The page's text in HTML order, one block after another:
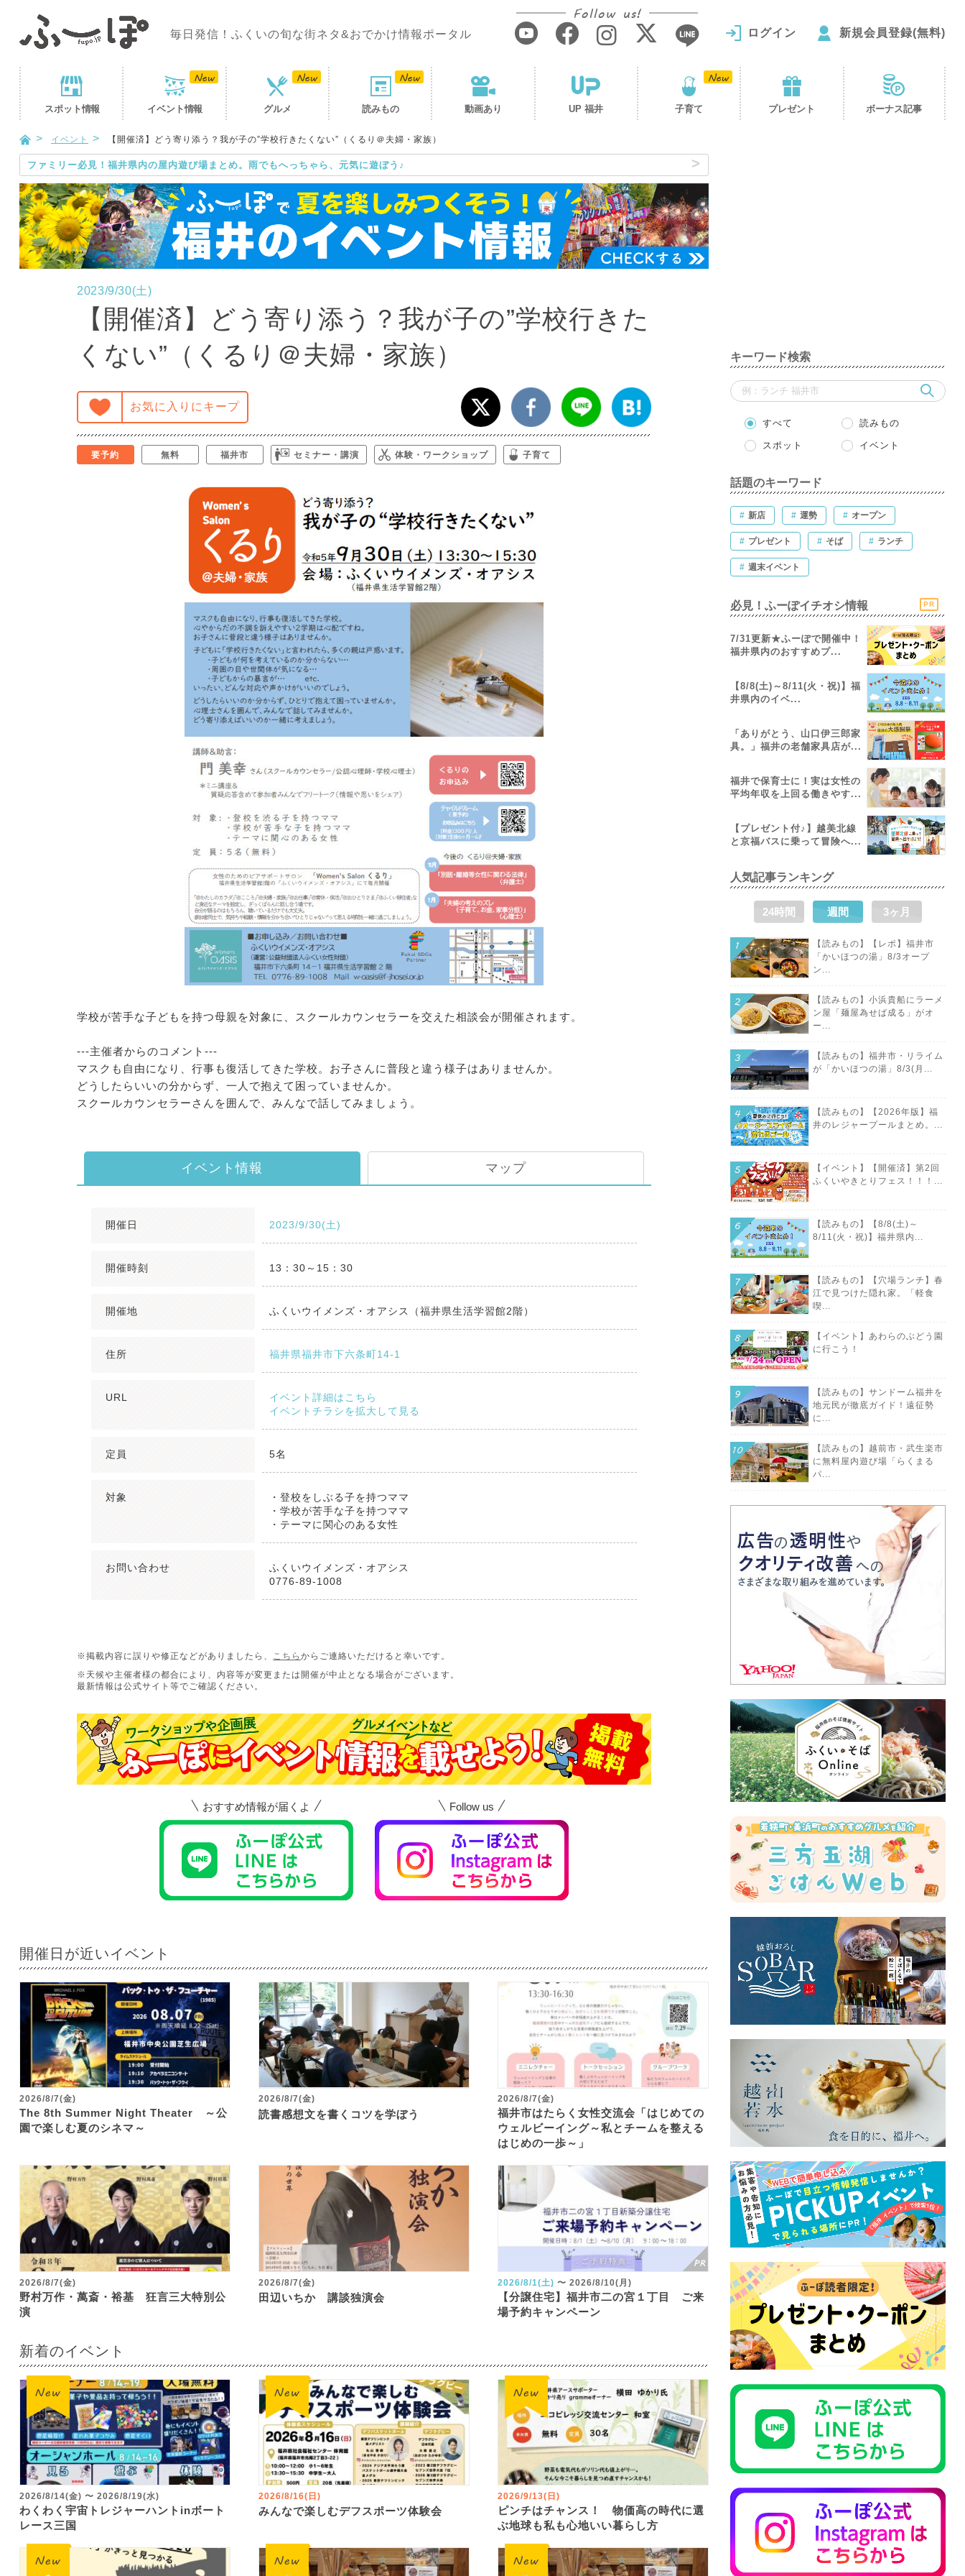
毎日発信！ふくいの旬な街ネタ&おでかけ情報ポータル
Follow us!
ログイン 新規会員登録(無料)
スポット情報 イベント情報 グルメ 読みもの 動画あり UP 福井 子育て プレゼント ボーナス記事
イベント 【開催済】どう寄り添う？我が子の”学校行きたくない”（くるり＠夫婦・家族）
ファミリー必見！福井県内の屋内遊び場まとめ。雨でもへっちゃら、元気に遊ぼう♪
2023/9/30(土)
【開催済】どう寄り添う？我が子の”学校行きた
くない”（くるり＠夫婦・家族）
お気に入りにキープ
要予約 無料 福井市 セミナー・講演 体験・ワークショップ 子育て
学校が苦手な子どもを持つ母親を対象に、スクールカウンセラーを交えた相談会が開催されます。
---主催者からのコメント---
マスクも自由になり、行事も復活してきた学校。お子さんに普段と違う様子はありませんか。
どうしたらいいの分からず、一人で抱えて困っていませんか。
スクールカウンセラーさんを囲んで、みんなで話してみましょう。
イベント情報 マップ
開催日 2023/9/30(土)
開催時刻 13：30～15：30
開催地 ふくいウイメンズ・オアシス（福井県生活学習館2階）
住所 福井県福井市下六条町14-1
URL
イベント詳細はこちら
イベントチラシを拡大して見る
定員 5名
対象
・登校をしぶる子を持つママ
・学校が苦手な子を持つママ
・テーマに関心のある女性
お問い合わせ
ふくいウイメンズ・オアシス
0776-89-1008
※掲載内容に誤りや修正などがありましたら、 こちら からご連絡いただけると幸いです。
※天候や主催者様の都合により、内容等が変更または開催が中止となる場合がございます。
最新情報は公式サイト等でご確認ください。
おすすめ情報が届くよ Follow us
開催日が近いイベント
2026/8/7(金)
The 8th Summer Night Theater ～公
園で楽しむ夏のシネマ～
2026/8/7(金)
読書感想文を書くコツを学ぼう
2026/8/7(金)
福井市はたらく女性交流会「はじめての
ウェルビーイング～私とチームを整える
はじめの一歩～」
2026/8/7(金)
野村万作・萬斎・裕基 狂言三大特別公
演
2026/8/7(金)
田辺いちか 講談独演会
2026/8/1(土) 〜 2026/8/10(月)
【分譲住宅】福井市二の宮１丁目 ご来
場予約キャンペーン
新着のイベント
2026/8/14(金) 〜 2026/8/19(水)
わくわく宇宙トレジャーハントinボート
レース三国
2026/8/16(日)
みんなで楽しむデフスポーツ体験会
2026/9/13(日)
ピンチはチャンス！ 物価高の時代に選
ぶ地球も私も心地いい暮らし方
キーワード検索
すべて 読みもの
スポット イベント
話題のキーワード
# 新店 # 運勢 # オープン
# プレゼント # そば # ランチ
# 週末イベント
必見！ふーぽイチオシ情報 PR
7/31更新★ふーぽで開催中！
福井県内のおすすめプ...
【8/8(土)～8/11(火・祝)】福
井県内のイベ...
「ありがとう、山口伊三郎家
具。」福井の老舗家具店が...
福井で保育士に！実は女性の
平均年収を上回る働きやす...
【プレゼント付♪】越美北線
と京福バスに乗って冒険へ...
人気記事ランキング
24時間 週間 3ヶ月
【読みもの】【レポ】福井市
「かいほつの湯」8/3オープ
ン...
【読みもの】小浜貴船にラーメ
ン屋「麺屋為せば成る」がオ
ー...
【読みもの】福井市・リライム
が「かいほつの湯」8/3(月...
【読みもの】【2026年版】福
井のレジャープールまとめ。...
【イベント】【開催済】第2回
ふくいやきとりフェス！！！...
【読みもの】【8/8(土)～
8/11(火・祝)】福井県内...
【読みもの】【穴場ランチ】春
江で見つけた隠れ家。「軽食
喫...
【イベント】あわらのぶどう園
に行こう！
【読みもの】サンドーム福井を
地元民が徹底ガイド！遠征勢
に...
【読みもの】越前市・武生楽市
に無料屋内遊び場「らくまる
パ...